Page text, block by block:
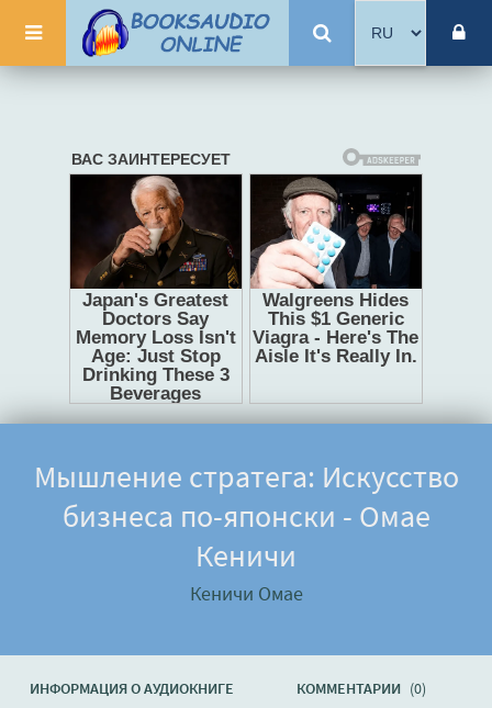
Мышление стратега: Искусство
бизнеса по-японски - Омае
Кеничи
Кеничи Омае
ИНФОРМАЦИЯ О АУДИОКНИГЕ КОММЕНТАРИИ (0)